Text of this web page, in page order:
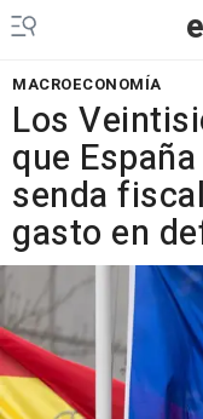
MACROECONOMÍA
Los
que
senda
gasto en